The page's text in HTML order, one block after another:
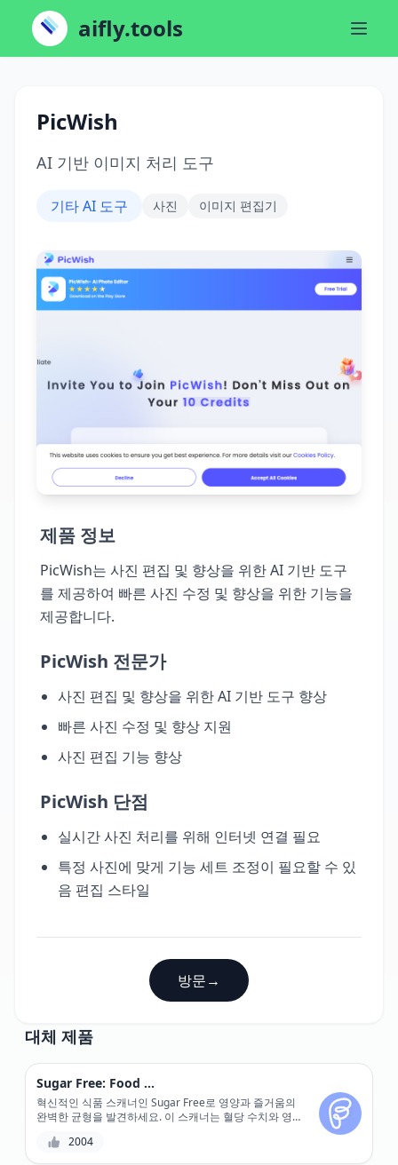
aifly.tools
PicWish
AI 기반 이미지 처리 도구
기타 AI 도구 사진 이미지 편집기
제품 정보
PicWish는 사진 편집 및 향상을 위한 AI 기반 도구
를 제공하여 빠른 사진 수정 및 향상을 위한 기능을
제공합니다.
PicWish 전문가
사진 편집 및 향상을 위한 AI 기반 도구 향상
빠른 사진 수정 및 향상 지원
사진 편집 기능 향상
PicWish 단점
실시간 사진 처리를 위해 인터넷 연결 필요
특정 사진에 맞게 기능 세트 조정이 필요할 수 있
음 편집 스타일
방문→
대체 제품
Sugar Free: Food Scanner
혁신적인 식품 스캐너인 Sugar Free로 영양과 즐거움의
완벽한 균형을 발견하세요. 이 스캐너는 혈당 수치와 영양
2004